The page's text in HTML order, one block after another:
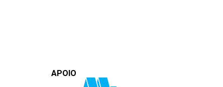
APOIO